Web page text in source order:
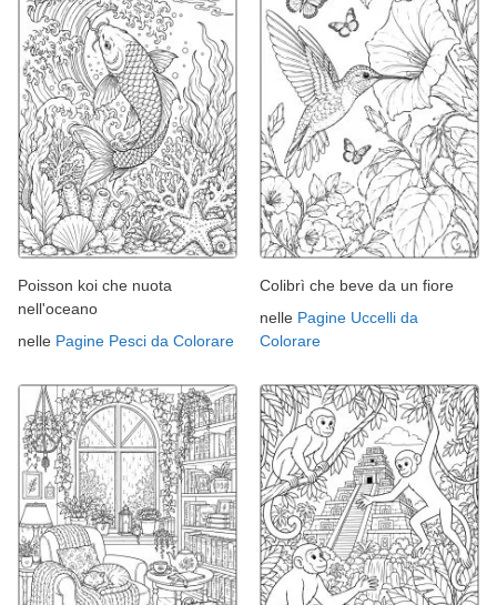
Poisson koi che nuota
nell'oceano
nelle Pagine Pesci da Colorare
Colibrì che beve da un fiore
nelle Pagine Uccelli da
Colorare